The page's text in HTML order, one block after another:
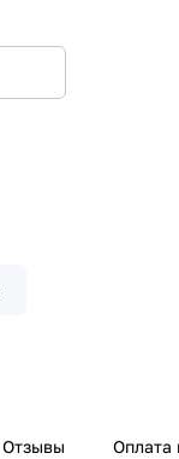
Отзывы Оплата